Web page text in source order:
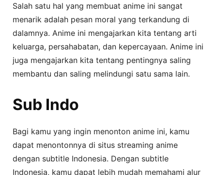
Salah satu hal yang membuat anime ini sangat
menarik adalah pesan moral yang terkandung di
dalamnya. Anime ini mengajarkan kita tentang arti
keluarga, persahabatan, dan kepercayaan. Anime ini
juga mengajarkan kita tentang pentingnya saling
membantu dan saling melindungi satu sama lain.
Sub Indo
Bagi kamu yang ingin menonton anime ini, kamu
dapat menontonnya di situs streaming anime
dengan subtitle Indonesia. Dengan subtitle
Indonesia, kamu dapat lebih mudah memahami alur